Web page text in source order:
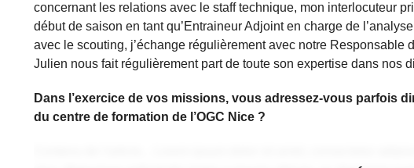
concernant les relations avec le staff technique, mon interlocuteur
début de saison en tant qu’Entraineur Adjoint en charge de
avec le scouting, j’échange régulièrement avec notre
Julien nous fait régulièrement part de toute son expertise dans nos
Dans l’exercice de vos missions, vous adressez-vous parfois
du centre de formation de l’OGC Nice ?